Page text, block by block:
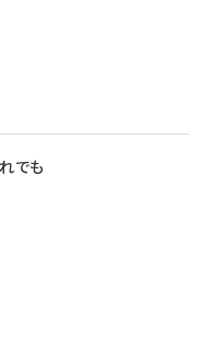
でも